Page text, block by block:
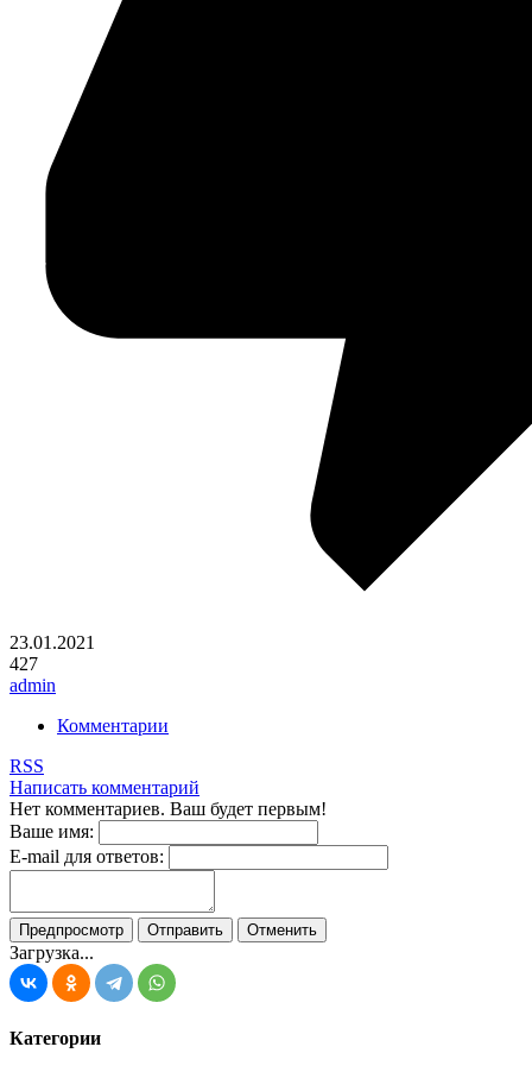
23.01.2021
427
admin
Комментарии
RSS
Написать комментарий
Нет комментариев. Ваш будет первым!
Ваше имя:
E-mail для ответов:
Загрузка...
Категории